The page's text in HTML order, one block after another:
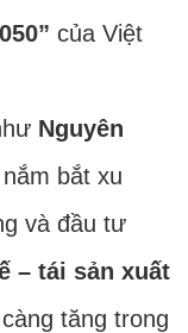
của Việt
Nguyên
bắt xu
và đầu tư
– tái sản xuất
tăng trong